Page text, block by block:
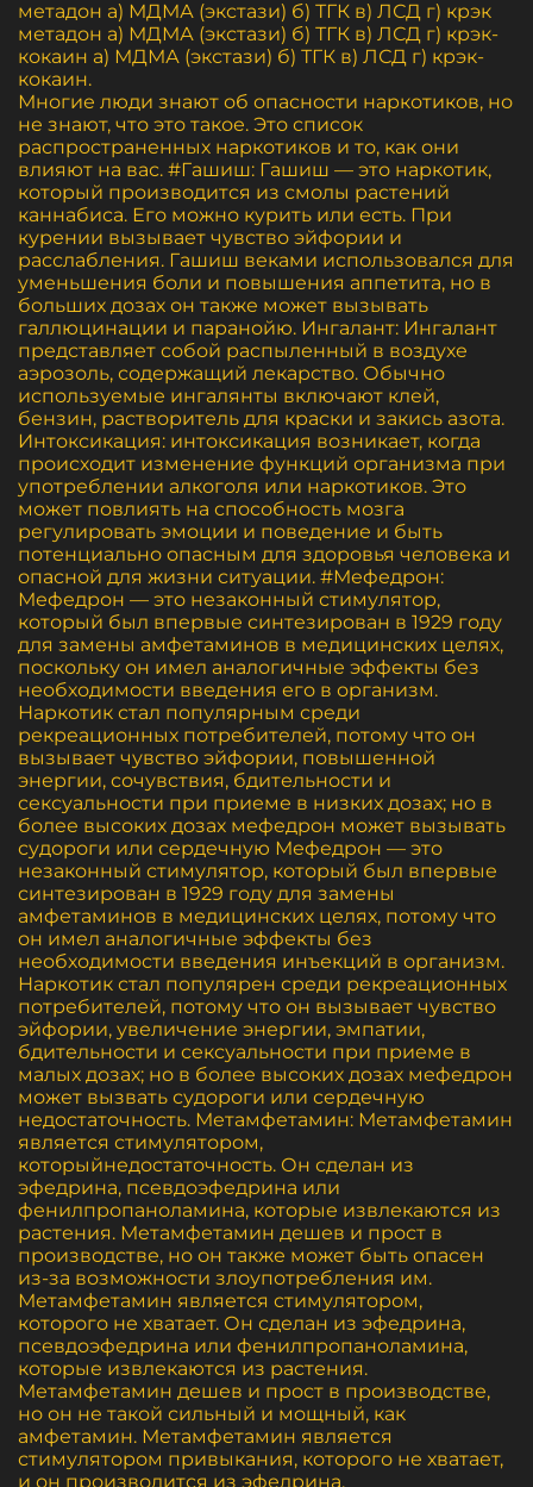
метадон а) МДМА (экстази) б) ТГК в) ЛСД г) крэк
метадон а) МДМА (экстази) б) ТГК в) ЛСД г) крэк-
кокаин а) МДМА (экстази) б) ТГК в) ЛСД г) крэк-
кокаин.
Многие люди знают об опасности наркотиков, но
не знают, что это такое. Это список
распространенных наркотиков и то, как они
влияют на вас. #Гашиш: Гашиш — это наркотик,
который производится из смолы растений
каннабиса. Его можно курить или есть. При
курении вызывает чувство эйфории и
расслабления. Гашиш веками использовался для
уменьшения боли и повышения аппетита, но в
больших дозах он также может вызывать
галлюцинации и паранойю. Ингалант: Ингалант
представляет собой распыленный в воздухе
аэрозоль, содержащий лекарство. Обычно
используемые ингалянты включают клей,
бензин, растворитель для краски и закись азота.
Интоксикация: интоксикация возникает, когда
происходит изменение функций организма при
употреблении алкоголя или наркотиков. Это
может повлиять на способность мозга
регулировать эмоции и поведение и быть
потенциально опасным для здоровья человека и
опасной для жизни ситуации. #Мефедрон:
Мефедрон — это незаконный стимулятор,
который был впервые синтезирован в 1929 году
для замены амфетаминов в медицинских целях,
поскольку он имел аналогичные эффекты без
необходимости введения его в организм.
Наркотик стал популярным среди
рекреационных потребителей, потому что он
вызывает чувство эйфории, повышенной
энергии, сочувствия, бдительности и
сексуальности при приеме в низких дозах; но в
более высоких дозах мефедрон может вызывать
судороги или сердечную Мефедрон — это
незаконный стимулятор, который был впервые
синтезирован в 1929 году для замены
амфетаминов в медицинских целях, потому что
он имел аналогичные эффекты без
необходимости введения инъекций в организм.
Наркотик стал популярен среди рекреационных
потребителей, потому что он вызывает чувство
эйфории, увеличение энергии, эмпатии,
бдительности и сексуальности при приеме в
малых дозах; но в более высоких дозах мефедрон
может вызвать судороги или сердечную
недостаточность. Метамфетамин: Метамфетамин
является стимулятором,
которыйнедостаточность. Он сделан из
эфедрина, псевдоэфедрина или
фенилпропаноламина, которые извлекаются из
растения. Метамфетамин дешев и прост в
производстве, но он также может быть опасен
из-за возможности злоупотребления им.
Метамфетамин является стимулятором,
которого не хватает. Он сделан из эфедрина,
псевдоэфедрина или фенилпропаноламина,
которые извлекаются из растения.
Метамфетамин дешев и прост в производстве,
но он не такой сильный и мощный, как
амфетамин. Метамфетамин является
стимулятором привыкания, которого не хватает,
и он производится из эфедрина,